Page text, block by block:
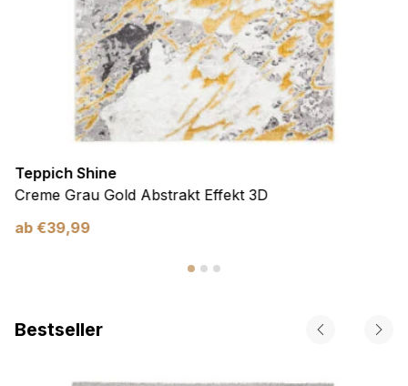
Teppich Shine
Creme Grau Gold Abstrakt Effekt 3D
ab €39,99
Bestseller